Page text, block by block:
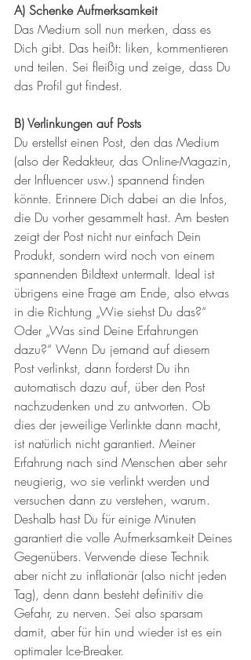
A) Schenke Aufmerksamkeit
Das Medium soll nun merken, dass es
Dich gibt. Das heißt: liken, kommentieren
und teilen. Sei fleißig und zeige, dass Du
das Profil gut findest.
B) Verlinkungen auf Posts
Du erstellst einen Post, den das Medium
(also der Redakteur, das Online-Magazin,
der Influencer usw.) spannend finden
könnte. Erinnere Dich dabei an die Infos,
die Du vorher gesammelt hast. Am besten
zeigt der Post nicht nur einfach Dein
Produkt, sondern wird noch von einem
spannenden Bildtext untermalt. Ideal ist
übrigens eine Frage am Ende, also etwas
in die Richtung „Wie siehst Du das?“
Oder „Was sind Deine Erfahrungen
dazu?“ Wenn Du jemand auf diesem
Post verlinkst, dann forderst Du ihn
automatisch dazu auf, über den Post
nachzudenken und zu antworten. Ob
dies der jeweilige Verlinkte dann macht,
ist natürlich nicht garantiert. Meiner
Erfahrung nach sind Menschen aber sehr
neugierig, wo sie verlinkt werden und
versuchen dann zu verstehen, warum.
Deshalb hast Du für einige Minuten
garantiert die volle Aufmerksamkeit Deines
Gegenübers. Verwende diese Technik
aber nicht zu inflationär (also nicht jeden
Tag), denn dann besteht definitiv die
Gefahr, zu nerven. Sei also sparsam
damit, aber für hin und wieder ist es ein
optimaler Ice-Breaker.